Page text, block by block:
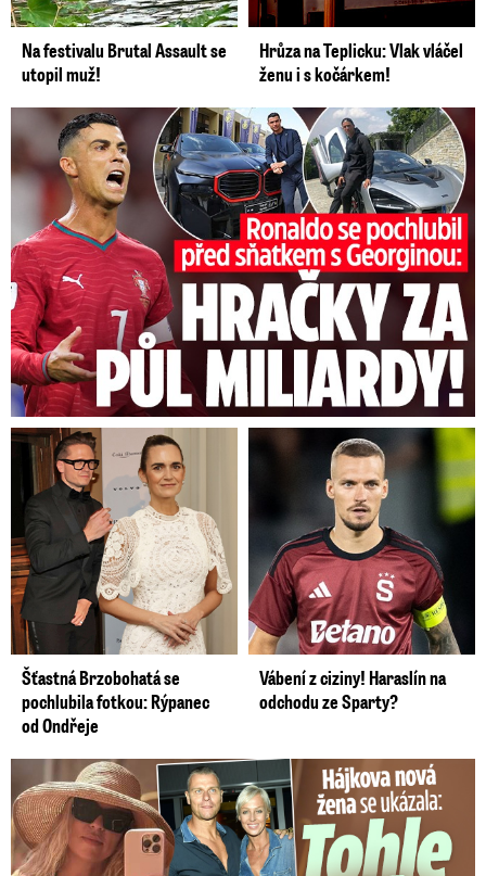
Na festivalu Brutal Assault se
utopil muž!
Hrůza na Teplicku: Vlak vláčel
ženu i s kočárkem!
Ronaldo se pochlubil před sňatkem: Hračky za půl miliardy!
Šťastná Brzobohatá se
pochlubila fotkou: Rýpanec
od Ondřeje
Vábení z ciziny! Haraslín na
odchodu ze Sparty?
Tohle tělo nahradilo Belo: Nová partnerka se ukázala...